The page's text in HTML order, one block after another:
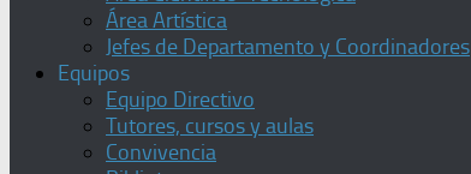
Área Artística
Jefes de Departamento y Coordinadores
Equipos
Equipo Directivo
Tutores, cursos y aulas
Convivencia